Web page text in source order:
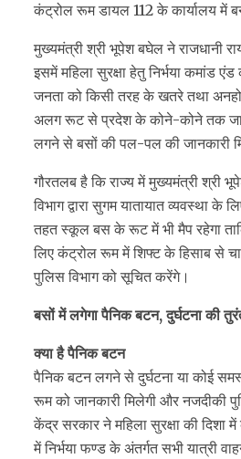
कंट्रोल रूम डायल 112 के कार्यालय में
मुख्यमंत्री श्री भूपेश बघेल ने राजधानी
इसमें महिला सुरक्षा हेतु निर्भया कमांड
जनता को किसी तरह के खतरे तथा
अलग रूट से प्रदेश के कोने-कोने तक जा
लगने से बसों की पल-पल की जानकारी
गौरतलब है कि राज्य में मुख्यमंत्री श्री
विभाग द्वारा सुगम यातायात व्यवस्था
तहत स्कूल बस के रूट में भी मैप रहेगा
लिए कंट्रोल रूम में शिफ्ट के हिसाब से
पुलिस विभाग को सूचित करेंगे।
बसों में लगेगा पैनिक बटन, दुर्घटना की
क्या है पैनिक बटन
पैनिक बटन लगने से दुर्घटना या कोई
रूम को जानकारी मिलेगी और नजदीकी
केंद्र सरकार ने महिला सुरक्षा की दिशा
में निर्भया फण्ड के अंतर्गत सभी यात्री